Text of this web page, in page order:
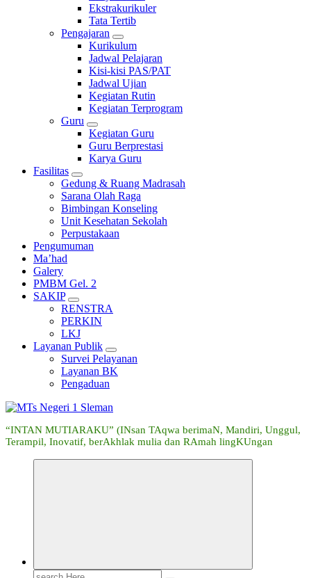
Ekstrakurikuler
Tata Tertib
Pengajaran
Kurikulum
Jadwal Pelajaran
Kisi-kisi PAS/PAT
Jadwal Ujian
Kegiatan Rutin
Kegiatan Terprogram
Guru
Kegiatan Guru
Guru Berprestasi
Karya Guru
Fasilitas
Gedung & Ruang Madrasah
Sarana Olah Raga
Bimbingan Konseling
Unit Kesehatan Sekolah
Perpustakaan
Pengumuman
Ma’had
Galery
PMBM Gel. 2
SAKIP
RENSTRA
PERKIN
LKJ
Layanan Publik
Survei Pelayanan
Layanan BK
Pengaduan
“INTAN MUTIARAKU” (INsan TAqwa berimaN, Mandiri, Unggul,
Terampil, Inovatif, berAkhlak mulia dan RAmah lingKUngan
Search